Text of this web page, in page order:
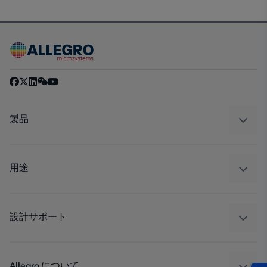
製品
レギュレート
用途
工業
設計サポート
パッケージング